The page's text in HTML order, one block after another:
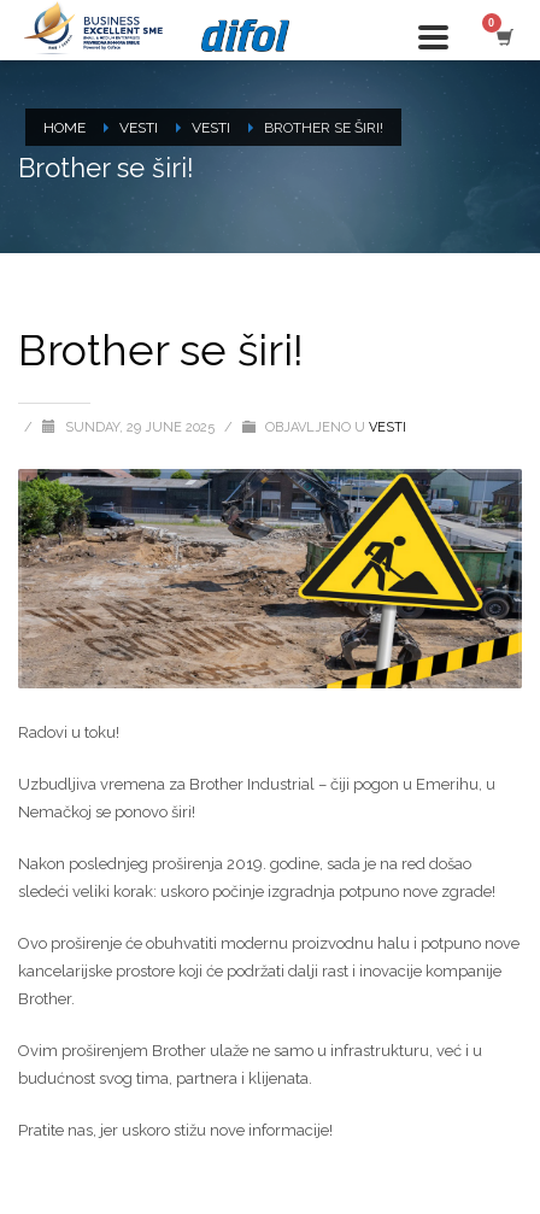
HOME VESTI VESTI BROTHER SE ŠIRI!
Brother se širi!
Brother se širi!
/ SUNDAY, 29 JUNE 2025 / OBJAVLJENO U VESTI
Radovi u toku!
Uzbudljiva vremena za Brother Industrial – čiji pogon u Emerihu, u
Nemačkoj se ponovo širi!
Nakon poslednjeg proširenja 2019. godine, sada je na red došao
sledeći veliki korak: uskoro počinje izgradnja potpuno nove zgrade!
Ovo proširenje će obuhvatiti modernu proizvodnu halu i potpuno nove
kancelarijske prostore koji će podržati dalji rast i inovacije kompanije
Brother.
Ovim proširenjem Brother ulaže ne samo u infrastrukturu, već i u
budućnost svog tima, partnera i klijenata.
Pratite nas, jer uskoro stižu nove informacije!